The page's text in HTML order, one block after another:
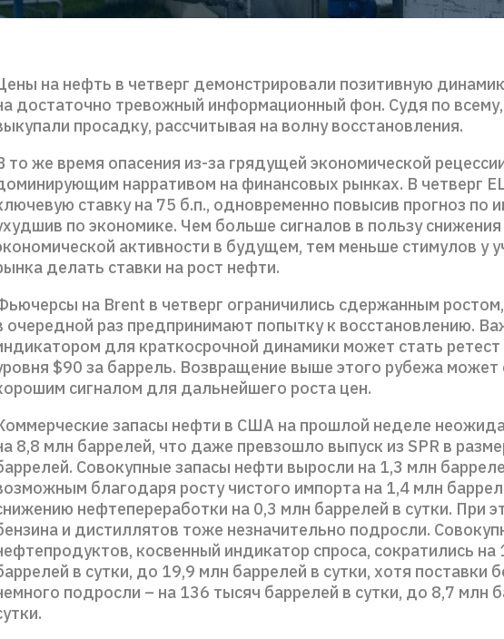
на нефть в четверг демонстрировали позитивную
достаточно тревожный информационный фон. Судя по
просадку, рассчитывая на волну восстановления.
то же время опасения из-за грядущей экономической
нарративом на финансовых рынках. В четверг
ставку на 75 б.п., одновременно повысив прогноз по
по экономике. Чем больше сигналов в пользу снижения
активности в будущем, тем меньше стимулов у
делать ставки на рост нефти.
на Brent в четверг ограничились сдержанным
очередной раз предпринимают попытку к восстановлению.
для краткосрочной динамики может стать ретест
$90 за баррель. Возвращение выше этого рубежа может
сигналом для дальнейшего роста цен.
запасы нефти в США на прошлой неделе
8,8 млн баррелей, что даже превзошло выпуск из SPR в
Совокупные запасы нефти выросли на 1,3 млн
благодаря росту чистого импорта на 1,4 млн
нефтепереработки на 0,3 млн баррелей в сутки. При
и дистиллятов тоже незначительно подросли.
косвенный индикатор спроса, сократились на
в сутки, до 19,9 млн баррелей в сутки, хотя поставки
подросли – на 136 тысяч баррелей в сутки, до 8,7 млн